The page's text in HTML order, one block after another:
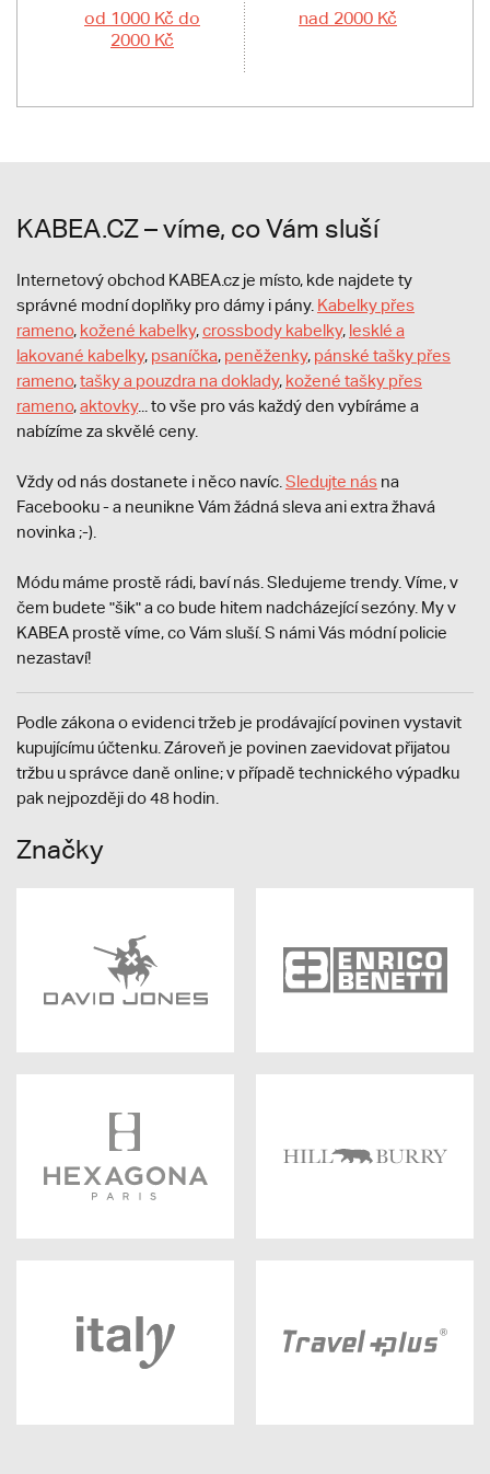
od 1000 Kč do
2000 Kč
nad 2000 Kč
KABEA.CZ – víme, co Vám sluší
Internetový obchod KABEA.cz je místo, kde najdete ty
správné modní doplňky pro dámy i pány. Kabelky přes
rameno, kožené kabelky,crossbody kabelky, lesklé a
lakované kabelky, psaníčka, peněženky, pánské tašky přes
rameno,tašky a pouzdra na doklady, kožené tašky přes
rameno,aktovky... to vše pro vás každý den vybíráme a
nabízíme za skvělé ceny.
Vždy od nás dostanete i něco navíc. Sledujte nás na
Facebooku - a neunikne Vám žádná sleva ani extra žhavá
novinka ;-).
Módu máme prostě rádi, baví nás. Sledujeme trendy. Víme, v
čem budete "šik" a co bude hitem nadcházející sezóny. My v
KABEA prostě víme, co Vám sluší. S námi Vás módní policie
nezastaví!
Podle zákona o evidenci tržeb je prodávající povinen vystavit
kupujícímu účtenku. Zároveň je povinen zaevidovat přijatou
tržbu u správce daně online; v případě technického výpadku
pak nejpozději do 48 hodin.
Značky